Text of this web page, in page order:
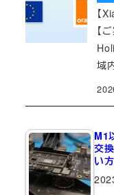
【
【
域
M1
交
い